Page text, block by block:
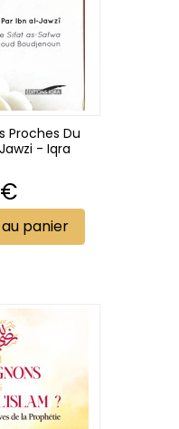
Proches Du
- Iqra
panier